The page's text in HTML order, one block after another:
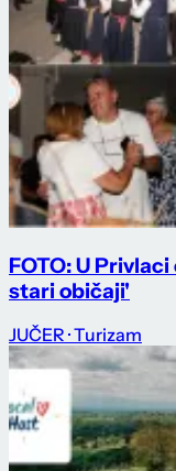
FOTO: U
stari običaji'
JUČER · Turizam